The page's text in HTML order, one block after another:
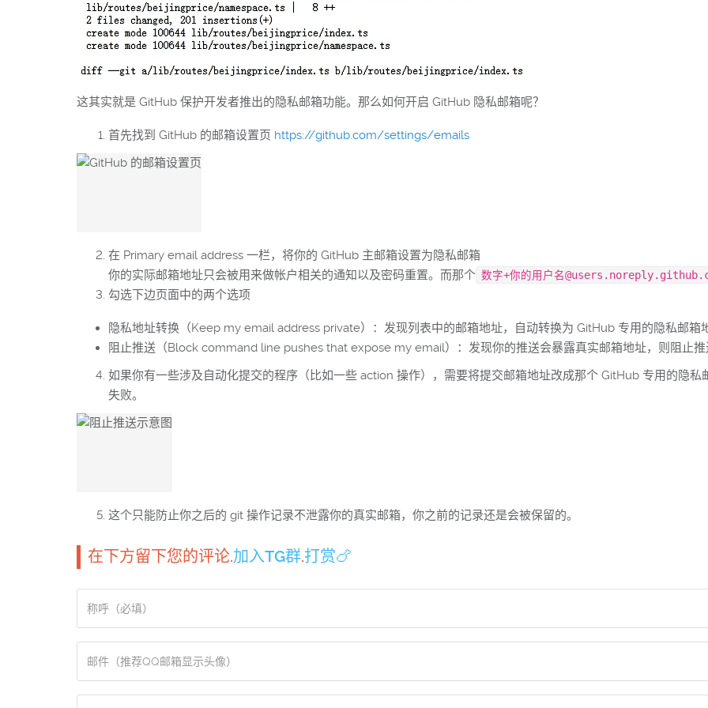
这其实就是 GitHub 保护开发者推出的隐私邮箱功能。那么如何开启 GitHub 隐私邮箱呢？
首先找到 GitHub 的邮箱设置页 https://github.com/settings/emails
在 Primary email address 一栏，将你的 GitHub 主邮箱设置为隐私邮箱
你的实际邮箱地址只会被用来做帐户相关的通知以及密码重置。而那个 数字+你的用户名
勾选下边页面中的两个选项
隐私地址转换（Keep my email address private）：发现列表中的邮箱地址，自动转换为 GitHub 专用的隐私邮箱
阻止推送（Block command line pushes that expose my email）：发现你的推送会暴露真实邮箱地址，则阻止推
如果你有一些涉及自动化提交的程序（比如一些 action 操作），需要将提交邮箱地址改成那个 GitHub 专用的隐
失败。
这个只能防止你之后的 git 操作记录不泄露你的真实邮箱，你之前的记录还是会被保留的。
在下方留下您的评论.加入TG群.打赏🍗